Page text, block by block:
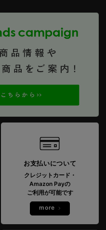
お支払いについて
クレジットカード・
Amazon Payの
ご利用が可能です
more